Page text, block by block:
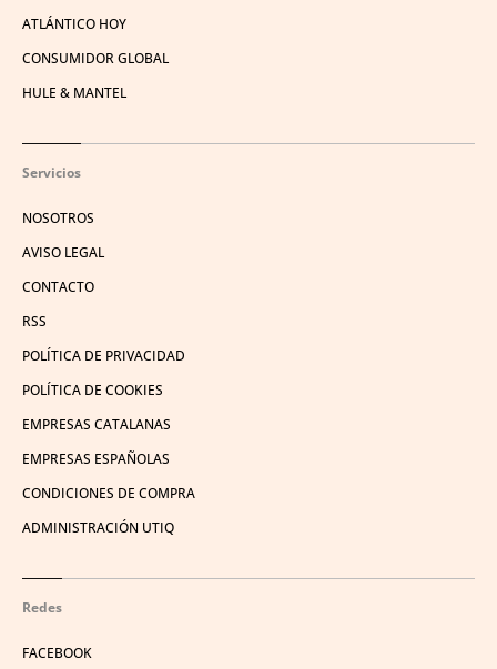
ATLÁNTICO HOY
CONSUMIDOR GLOBAL
HULE & MANTEL
Servicios
NOSOTROS
AVISO LEGAL
CONTACTO
RSS
POLÍTICA DE PRIVACIDAD
POLÍTICA DE COOKIES
EMPRESAS CATALANAS
EMPRESAS ESPAÑOLAS
CONDICIONES DE COMPRA
ADMINISTRACIÓN UTIQ
Redes
FACEBOOK